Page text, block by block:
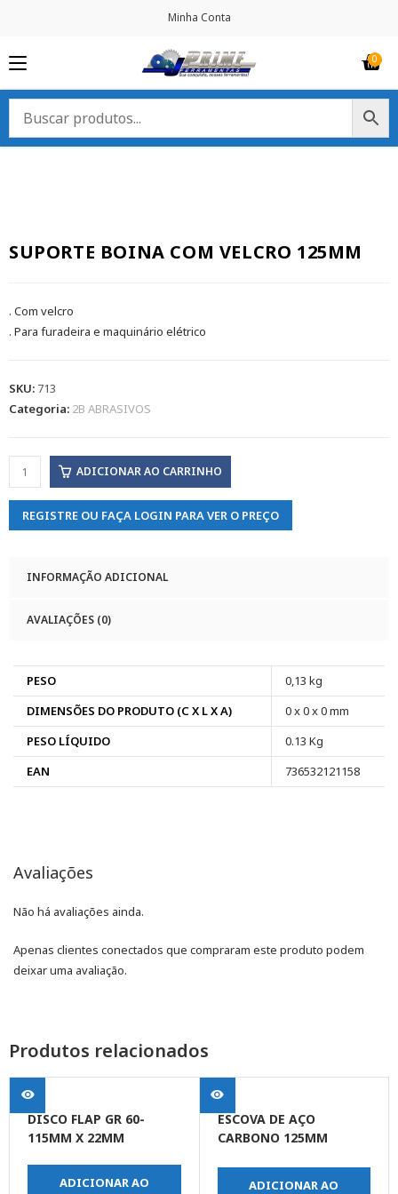
Minha Conta
SUPORTE BOINA COM VELCRO 125MM
. Com velcro
. Para furadeira e maquinário elétrico
SKU: 713
Categoria: 2B ABRASIVOS
ADICIONAR AO CARRINHO
REGISTRE OU FAÇA LOGIN PARA VER O PREÇO
INFORMAÇÃO ADICIONAL
AVALIAÇÕES (0)
PESO
0,13 kg
DIMENSÕES DO PRODUTO (C X L X A)
0 x 0 x 0 mm
PESO LÍQUIDO
0.13 Kg
EAN
736532121158
Avaliações
Não há avaliações ainda.
Apenas clientes conectados que compraram este produto podem
deixar uma avaliação.
Produtos relacionados
DISCO FLAP GR 60-
115MM X 22MM
ADICIONAR AO
ESCOVA DE AÇO
CARBONO 125MM
ADICIONAR AO